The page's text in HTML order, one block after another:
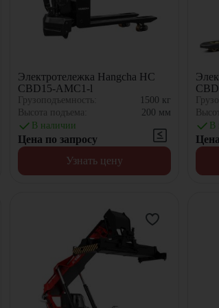
Электротележка Hangcha HC
CBD15-AMC1-l
Грузоподъемность: 1500 кг
Высота подъема:
200 мм
В наличии
Цена по запросу
Узнать цену
В